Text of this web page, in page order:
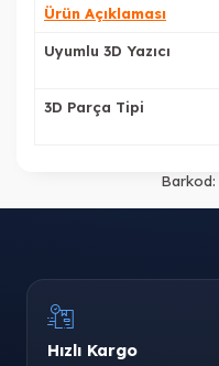
Ürün Açıklaması
Uyumlu 3D Yazıcı
3D Parça Tipi
Barkod:
Hızlı Kargo